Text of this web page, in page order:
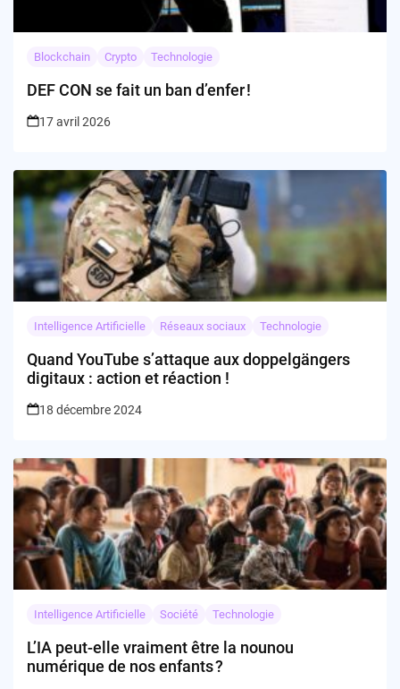
Blockchain Crypto Technologie
DEF CON se fait un ban d’enfer !
17 avril 2026
Intelligence Artificielle Réseaux sociaux Technologie
Quand YouTube s’attaque aux doppelgängers
digitaux : action et réaction !
18 décembre 2024
Intelligence Artificielle Société Technologie
L’IA peut-elle vraiment être la nounou
numérique de nos enfants ?